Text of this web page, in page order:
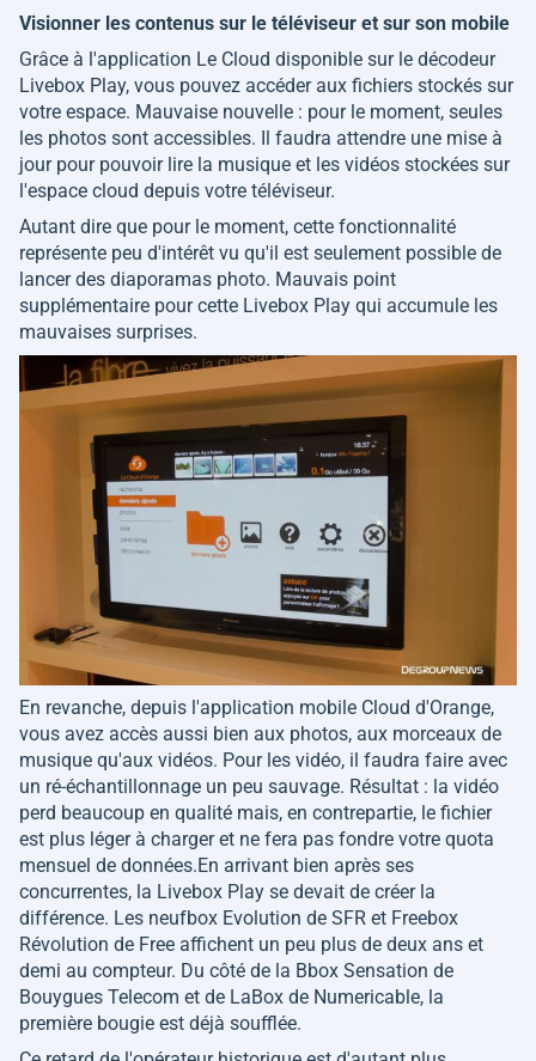
Visionner les contenus sur le téléviseur et sur son mobile
Grâce à l'application Le Cloud disponible sur le décodeur
Livebox Play, vous pouvez accéder aux fichiers stockés sur
votre espace. Mauvaise nouvelle : pour le moment, seules
les photos sont accessibles. Il faudra attendre une mise à
jour pour pouvoir lire la musique et les vidéos stockées sur
l'espace cloud depuis votre téléviseur.
Autant dire que pour le moment, cette fonctionnalité
représente peu d'intérêt vu qu'il est seulement possible de
lancer des diaporamas photo. Mauvais point
supplémentaire pour cette Livebox Play qui accumule les
mauvaises surprises.
En revanche, depuis l'application mobile Cloud d'Orange,
vous avez accès aussi bien aux photos, aux morceaux de
musique qu'aux vidéos. Pour les vidéo, il faudra faire avec
un ré-échantillonnage un peu sauvage. Résultat : la vidéo
perd beaucoup en qualité mais, en contrepartie, le fichier
est plus léger à charger et ne fera pas fondre votre quota
mensuel de données.En arrivant bien après ses
concurrentes, la Livebox Play se devait de créer la
différence. Les neufbox Evolution de SFR et Freebox
Révolution de Free affichent un peu plus de deux ans et
demi au compteur. Du côté de la Bbox Sensation de
Bouygues Telecom et de LaBox de Numericable, la
première bougie est déjà soufflée.